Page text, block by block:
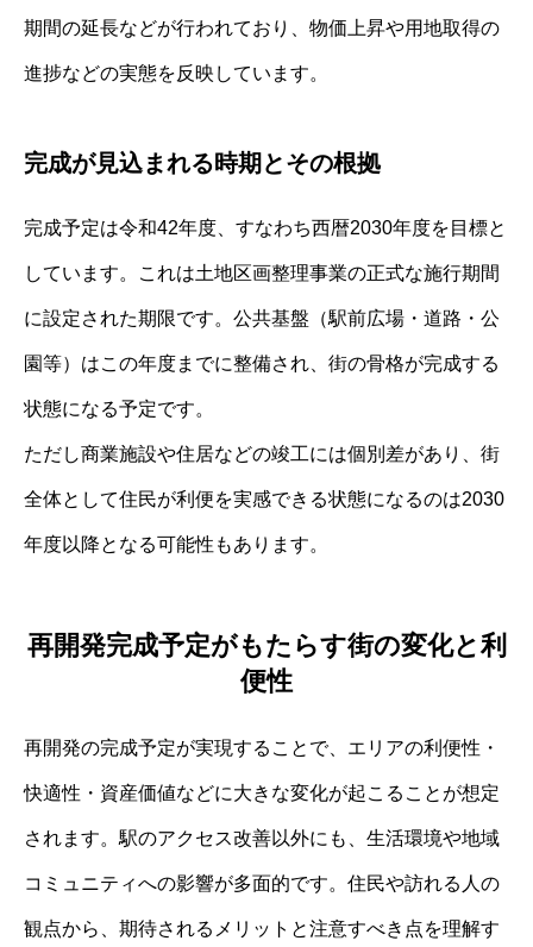
期間の延長などが行われており、物価上昇や用地取得の
進捗などの実態を反映しています。
完成が見込まれる時期とその根拠
完成予定は令和42年度、すなわち西暦2030年度を目標と
しています。これは土地区画整理事業の正式な施行期間
に設定された期限です。公共基盤（駅前広場・道路・公
園等）はこの年度までに整備され、街の骨格が完成する
状態になる予定です。
ただし商業施設や住居などの竣工には個別差があり、街
全体として住民が利便を実感できる状態になるのは2030
年度以降となる可能性もあります。
再開発完成予定がもたらす街の変化と利
便性
再開発の完成予定が実現することで、エリアの利便性・
快適性・資産価値などに大きな変化が起こることが想定
されます。駅のアクセス改善以外にも、生活環境や地域
コミュニティへの影響が多面的です。住民や訪れる人の
観点から、期待されるメリットと注意すべき点を理解す